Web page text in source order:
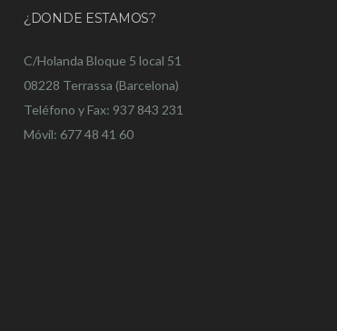
¿DONDE ESTAMOS?
C/Holanda Bloque 5 local 51
08228 Terrassa (Barcelona)
Teléfono y Fax: 937 843 231
Móvil: 677 48 41 60